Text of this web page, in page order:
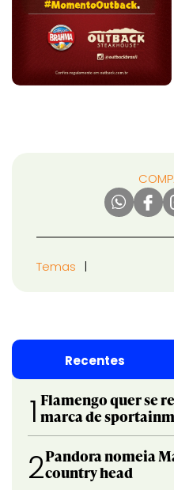
Temas
Recentes
1 Flamengo quer se
marca de
2Pandora nomeia
country head